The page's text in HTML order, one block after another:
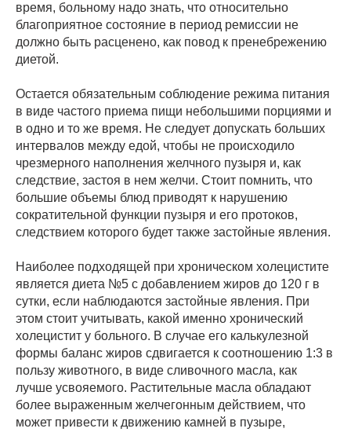
время, больному надо знать, что относительно
благоприятное состояние в период ремиссии не
должно быть расценено, как повод к пренебрежению
диетой.
Остается обязательным соблюдение режима питания
в виде частого приема пищи небольшими порциями и
в одно и то же время. Не следует допускать больших
интервалов между едой, чтобы не происходило
чрезмерного наполнения желчного пузыря и, как
следствие, застоя в нем желчи. Стоит помнить, что
большие объемы блюд приводят к нарушению
сократительной функции пузыря и его протоков,
следствием которого будет также застойные явления.
Наиболее подходящей при хроническом холецистите
является диета №5 с добавлением жиров до 120 г в
сутки, если наблюдаются застойные явления. При
этом стоит учитывать, какой именно хронический
холецистит у больного. В случае его калькулезной
формы баланс жиров сдвигается к соотношению 1:3 в
пользу животного, в виде сливочного масла, как
лучше усвояемого. Растительные масла обладают
более выраженным желчегонным действием, что
может привести к движению камней в пузыре,